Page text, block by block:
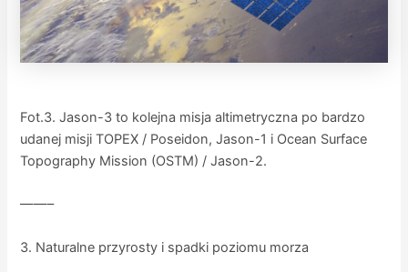
Fot.3. Jason-3 to kolejna misja altimetryczna po bardzo
udanej misji TOPEX / Poseidon, Jason-1 i Ocean Surface
Topography Mission (OSTM) / Jason-2.
——–
3. Naturalne przyrosty i spadki poziomu morza